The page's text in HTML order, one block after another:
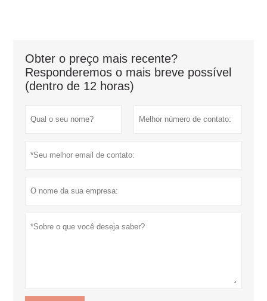
Obter o preço mais recente?
Responderemos o mais breve possível
(dentro de 12 horas)